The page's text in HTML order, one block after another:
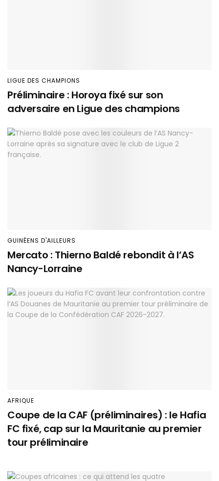
LIGUE DES CHAMPIONS
Préliminaire : Horoya fixé sur son
adversaire en Ligue des champions
GUINÉENS D'AILLEURS
Mercato : Thierno Baldé rebondit à l’AS
Nancy-Lorraine
AFRIQUE
Coupe de la CAF (préliminaires) : le Hafia
FC fixé, cap sur la Mauritanie au premier
tour préliminaire